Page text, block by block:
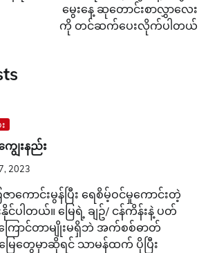
မွေးနေ့ ဆုတောင်းစာလွှာလေး
ကို တင်ဆက်ပေးလိုက်ပါတယ်
ျွေးနည်း
2023
ာကောင်းမွန်ပြီး ရေစိမ့်ဝင်မှုကောင်းတဲ့
င်ပါတယ်။ မြေရဲ့ ချဥ်/ ငန်ကိန်းနဲ့ ပတ်
ောင်တာမျိုးမရှိဘဲ အက်စစ်ဓာတ်
ေတွေမှာဆိုရင် သာမန်ထက် ပိုပြီး